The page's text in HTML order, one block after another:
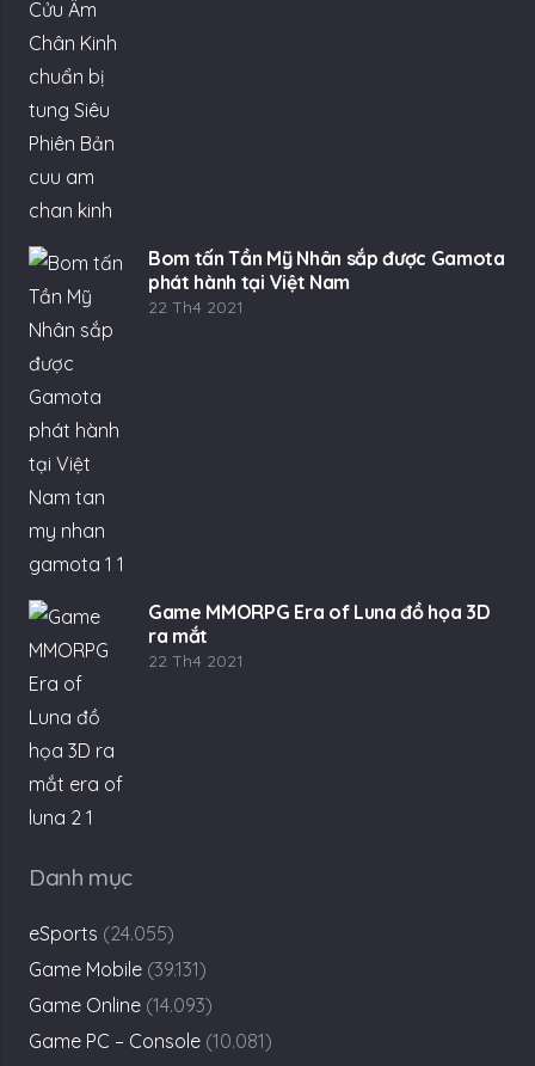
Bom tấn Tần Mỹ Nhân sắp được Gamota
phát hành tại Việt Nam
22 Th4 2021
Game MMORPG Era of Luna đồ họa 3D
ra mắt
22 Th4 2021
Danh mục
eSports (24.055)
Game Mobile (39.131)
Game Online (14.093)
Game PC – Console (10.081)